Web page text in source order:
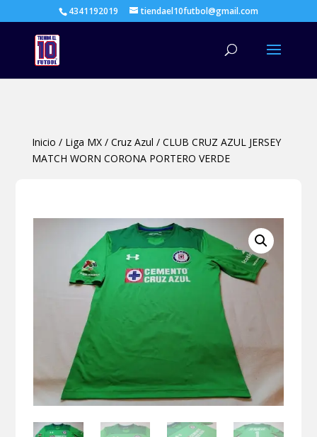
4341192019 tiendael10futbol@gmail.com
Inicio / Liga MX/ Cruz Azul / CLUB CRUZ AZUL JERSEY
MATCH WORN CORONA PORTERO VERDE